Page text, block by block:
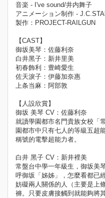
音楽 - I've sound/井内舞子
アニメーション制作 -
製作：PROJECT-RAILGUN
【CAST】
御坂美琴：佐藤利奈
白井黑子：新井里美
初春飾利：豊崎愛生
佐天淚子：伊藤加奈惠
上条当麻：阿部敦
【人設欣賞】
御坂 美琴 CV：佐藤利奈
就讀學園都市名門貴族女校「
園都市中只有七人的等級五超
稱號的電擊超能力者。
白井 黑子 CV：新井裡美
常盤台中學一年級生，御坂美
呼御坂「姊姊」，怎麼看都已
妨礙兩人關係的人（主要是上
褲。只要皮膚接觸到就能夠將